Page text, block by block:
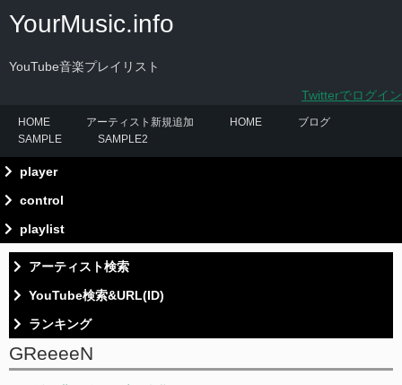
YourMusic.info
YouTube音楽プレイリスト
Twitterでログイン
HOME アーティスト新規追加 HOME
ブログ
SAMPLE
SAMPLE2
player
control
.[setting]
playlist
アーティスト検索
YouTube検索&URL(ID)
ランキング
GReeeeN